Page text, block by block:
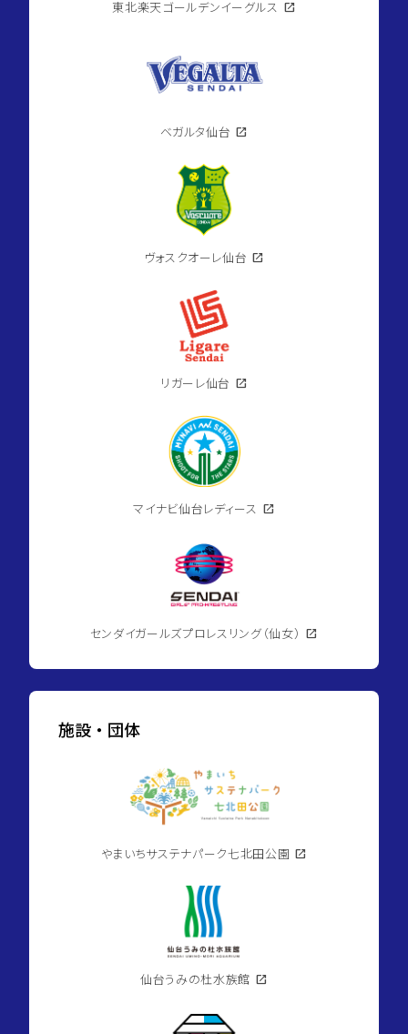
東北楽天ゴールデンイーグルス open_in_new
ベガルタ仙台 open_in_new
ヴォスクオーレ仙台 open_in_new
リガーレ仙台 open_in_new
マイナビ仙台レディース open_in_new
センダイガールズプロレスリング（仙女） open_in_new
施設・団体
やまいちサステナパーク七北田公園 open_in_new
仙台うみの杜水族館 open_in_new